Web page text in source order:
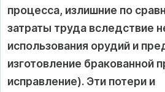
процесса, излишние по
затраты труда вследствие
использования орудий и
изготовление бракованной
исправление). Эти потери и